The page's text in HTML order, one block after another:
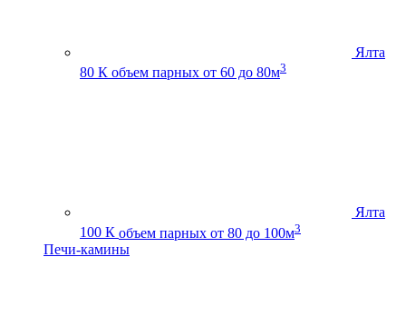
Ялта
80 К объем парных от 60 до 80м3
Ялта
100 К объем парных от 80 до 100м3
Печи-камины